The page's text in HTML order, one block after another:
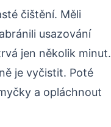
čištění. Měli
usazování
jen několik minut.
je vyčistit. Poté
a opláchnout